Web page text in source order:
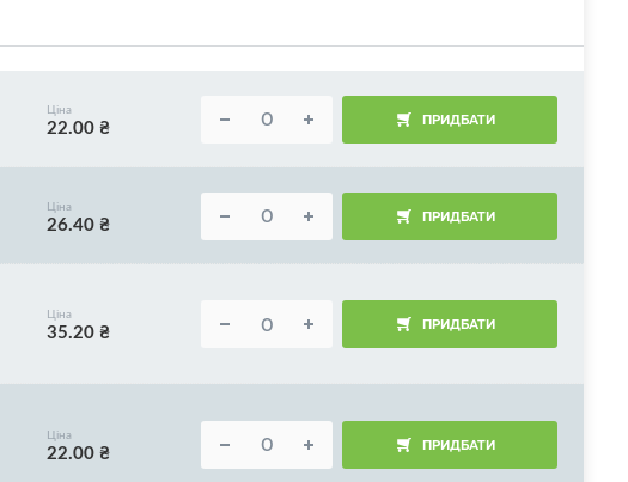
Ціна
22.00 ₴ ПРИДБАТИ
Ціна
26.40 ₴ ПРИДБАТИ
Ціна
35.20 ₴ ПРИДБАТИ
Ціна
22.00 ₴ ПРИДБАТИ